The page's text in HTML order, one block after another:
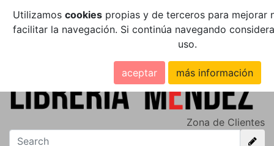
Utilizamos cookiespropias y de terceros para mejorar
facilitar la navegación. Si continúa navegando
uso.
aceptar más información
Zona de Clientes